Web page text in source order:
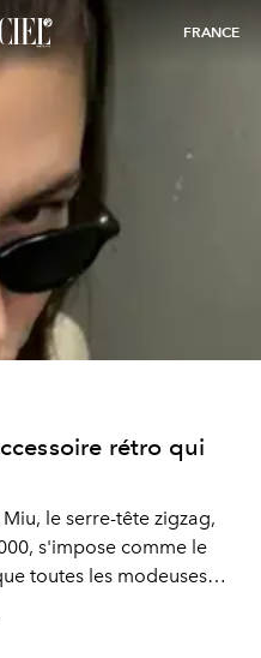
FRANCE
rétro qui
le serre-tête zigzag,
s'impose comme le
toutes les modeuses